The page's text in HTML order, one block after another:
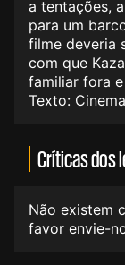
a tentações,
para um
filme deveria
com que
familiar fora
Texto:
Críticas dos
Não existem
favor envie-